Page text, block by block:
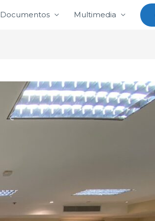
Documentos Multimedia